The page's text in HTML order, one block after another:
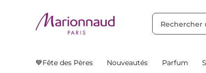
💙Fête des Pères Nouveautés Parfum